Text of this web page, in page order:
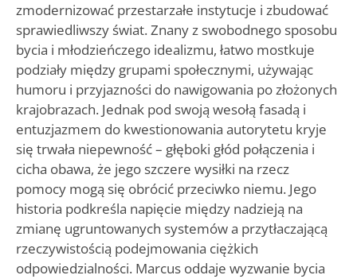
zmodernizować przestarzałe instytucje i zbudować
sprawiedliwszy świat. Znany z swobodnego sposobu
bycia i młodzieńczego idealizmu, łatwo mostkuje
podziały między grupami społecznymi, używając
humoru i przyjazności do nawigowania po złożonych
krajobrazach. Jednak pod swoją wesołą fasadą i
entuzjazmem do kwestionowania autorytetu kryje
się trwała niepewność – głęboki głód połączenia i
cicha obawa, że jego szczere wysiłki na rzecz
pomocy mogą się obrócić przeciwko niemu. Jego
historia podkreśla napięcie między nadzieją na
zmianę ugruntowanych systemów a przytłaczającą
rzeczywistością podejmowania ciężkich
odpowiedzialności. Marcus oddaje wyzwanie bycia